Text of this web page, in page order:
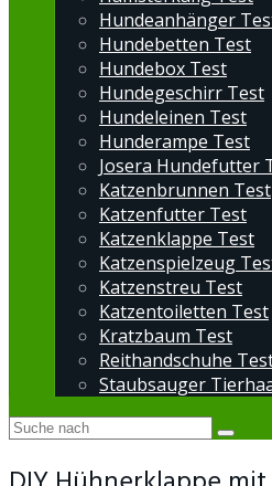
Hundeanhänger
Hundebetten Test
Hundebox Test
Hundegeschirr Test
Hundeleinen Test
Hunderampe Test
Josera Hundefutter
Katzenbrunnen Test
Katzenfutter Test
Katzenklappe Test
Katzenspielzeug
Katzenstreu Test
Katzentoiletten Test
Kratzbaum Test
Reithandschuhe
Staubsauger